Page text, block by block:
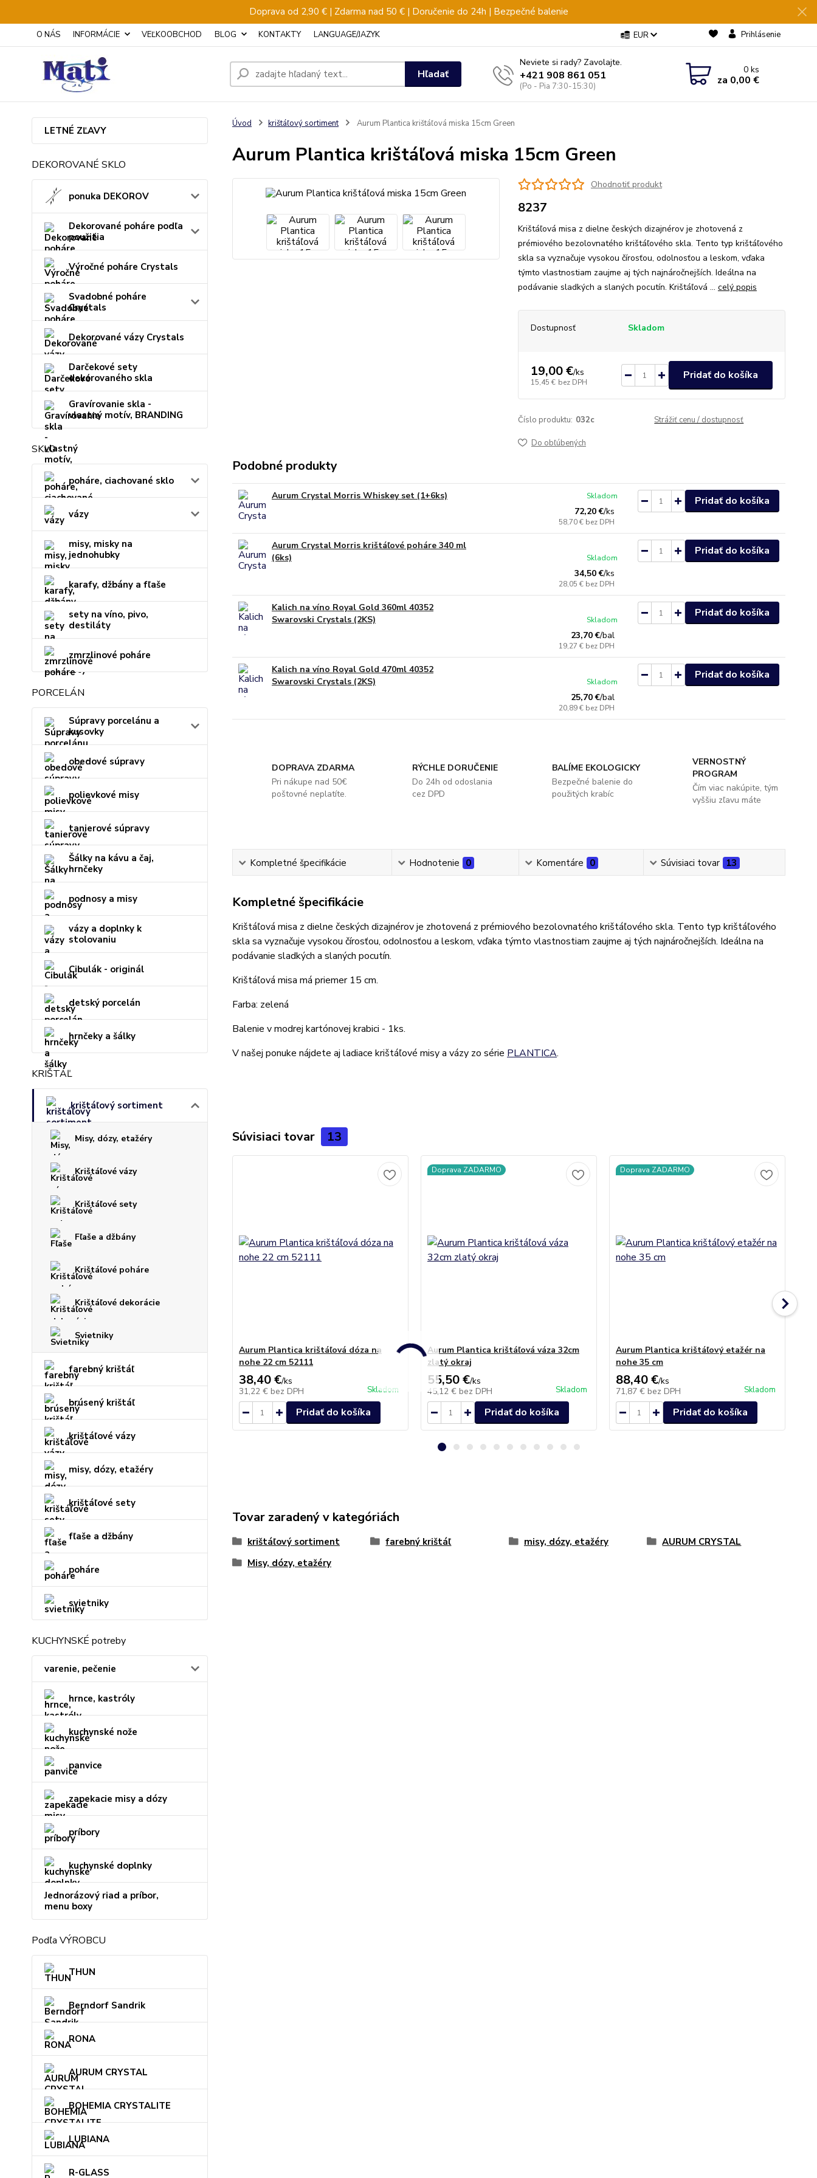
Doprava od 2,90 € | Zdarma nad 50 € | Doručenie do 24h | Bezpečné balenie
O NÁS INFORMÁCIE VEĽKOOBCHOD BLOG KONTAKTY LANGUAGE/JAZYK EUR Prihlásenie
Hľadať
Neviete si rady? Zavolajte.
+421 908 861 051
(Po - Pia 7:30-15:30)
0ks
za 0,00 €
LETNÉ ZĽAVY
DEKOROVANÉ SKLO
ponuka DEKOROV
Dekorované poháre podľa
použitia
Výročné poháre Crystals
Svadobné poháre
Crystals
Dekorované vázy Crystals
Darčekové sety
dekorovaného skla
Gravírovanie skla -
vlastný motív, BRANDING
SKLO
poháre, ciachované sklo
vázy
misy, misky na
jednohubky
karafy, džbány a fľaše
sety na víno, pivo,
destiláty
zmrzlinové poháre
PORCELÁN
Súpravy porcelánu a
kusovky
obedové súpravy
polievkové misy
tanierové súpravy
Šálky na kávu a čaj,
hrnčeky
podnosy a misy
vázy a doplnky k
stolovaniu
Cibulák - originál
detský porcelán
hrnčeky a šálky
KRIŠTÁĽ
krištáľový sortiment
Misy, dózy, etažéry
Krištáľové vázy
Krištáľové sety
Fľaše a džbány
Krištáľové poháre
Krištáľové dekorácie
Svietniky
farebný krištáľ
brúsený krištáľ
krištáľové vázy
misy, dózy, etažéry
krištáľové sety
fľaše a džbány
poháre
svietniky
KUCHYNSKÉ potreby
varenie, pečenie
hrnce, kastróly
kuchynské nože
panvice
zapekacie misy a dózy
príbory
kuchynské doplnky
Jednorázový riad a príbor,
menu boxy
Podľa VÝROBCU
THUN
Berndorf Sandrik
RONA
AURUM CRYSTAL
BOHEMIA CRYSTALITE
LUBIANA
R-GLASS
Úvod krištáľový sortiment Aurum Plantica krištáľová miska 15cm Green
Aurum Plantica krištáľová miska 15cm Green
Ohodnotiť produkt
8237
Krištáľová misa z dielne českých dizajnérov je zhotovená z
prémiového bezolovnatého krištáľového skla. Tento typ krištáľového
skla sa vyznačuje vysokou čírosťou, odolnosťou a leskom, vďaka
týmto vlastnostiam zaujme aj tých najnáročnejších. Ideálna na
podávanie sladkých a slaných pocutín. Krištáľová ... celý popis
Dostupnosť Skladom
19,00 €/ks
15,45 € bez DPH
Pridať do košíka
Číslo produktu: 032c Strážiť cenu / dostupnosť
Do obľúbených
Podobné produkty
Aurum Crystal Morris Whiskey set (1+6ks)
72,20 €/ks
58,70 € bez DPH
Skladom Pridať do košíka
Aurum Crystal Morris krištáľové poháre 340 ml
(6ks)
34,50 €/ks
28,05 € bez DPH
Skladom
Pridať do košíka
Kalich na víno Royal Gold 360ml 40352
Swarovski Crystals (2KS)
23,70 €/bal
19,27 € bez DPH
Skladom
Pridať do košíka
Kalich na víno Royal Gold 470ml 40352
Swarovski Crystals (2KS)
25,70 €/bal
20,89 € bez DPH
Skladom
Pridať do košíka
DOPRAVA ZDARMA
Pri nákupe nad 50€
poštovné neplatíte.
RÝCHLE DORUČENIE
Do 24h od odoslania
cez DPD
BALÍME EKOLOGICKY
Bezpečné balenie do
použitých krabíc
VERNOSTNÝ
PROGRAM
Čím viac nakúpite, tým
vyššiu zľavu máte
Kompletné špecifikácie Hodnotenie 0 Komentáre 0 Súvisiaci tovar 13
Kompletné špecifikácie
Krištáľová misa z dielne českých dizajnérov je zhotovená z prémiového bezolovnatého krištáľového skla. Tento typ krištáľového
skla sa vyznačuje vysokou čírosťou, odolnosťou a leskom, vďaka týmto vlastnostiam zaujme aj tých najnáročnejších. Ideálna na
podávanie sladkých a slaných pocutín.
Krištáľová misa má priemer 15 cm.
Farba: zelená
Balenie v modrej kartónovej krabici - 1ks.
V našej ponuke nájdete aj ladiace krištáľové misy a vázy zo série PLANTICA.
Súvisiaci tovar 13
Aurum Plantica krištáľová dóza na
nohe 22 cm 52111
38,40 €/ks
31,22 € bez DPH Skladom
Pridať do košíka
Doprava ZADARMO
Aurum Plantica krištáľová váza 32cm
zlatý okraj
55,50 €/ks
45,12 € bez DPH Skladom
Pridať do košíka
Doprava ZADARMO
Aurum Plantica krištáľový etažér na
nohe 35 cm
88,40 €/ks
71,87 € bez DPH Skladom
Pridať do košíka
Tovar zaradený v kategóriách
krištáľový sortiment farebný krištáľ misy, dózy, etažéry
AURUM CRYSTAL
Misy, dózy, etažéry